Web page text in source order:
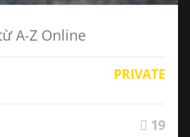
A-Z Online
PRIVATE
19